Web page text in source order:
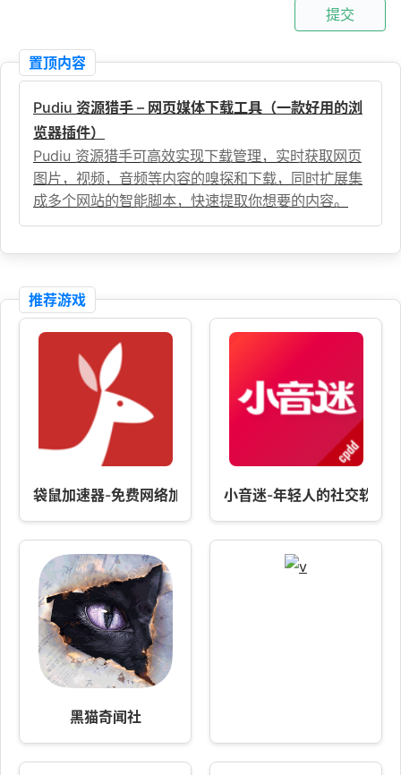
提交
置顶内容
Pudiu 资源猎手 – 网页媒体下载工具（一款好用的浏
览器插件）
Pudiu 资源猎手可高效实现下载管理，实时获取网页
图片，视频，音频等内容的嗅探和下载，同时扩展集
成多个网站的智能脚本，快速提取你想要的内容。
推荐游戏
袋鼠加速器-免费网络加速 小音迷-年轻人的社交软件
黑猫奇闻社